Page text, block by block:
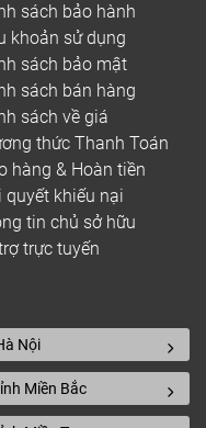
sách bảo hành
khoản sử dụng
sách bảo mật
sách bán hàng
sách về giá
thức Thanh Toán
hàng & Hoàn tiền
quyết khiếu nại
tin chủ sở hữu
trực tuyến
Nội
Miền Bắc